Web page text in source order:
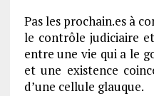
Pas les prochain.es à
le contrôle judiciaire
entre une vie qui a le
et une existence
d’une cellule glauque.